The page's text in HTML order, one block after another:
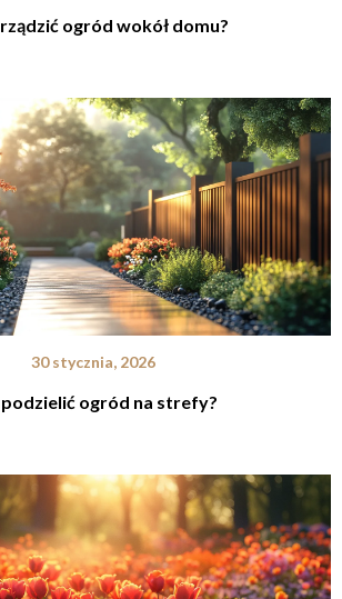
ogród wokół domu?
30 stycznia, 2026
podzielić ogród na strefy?